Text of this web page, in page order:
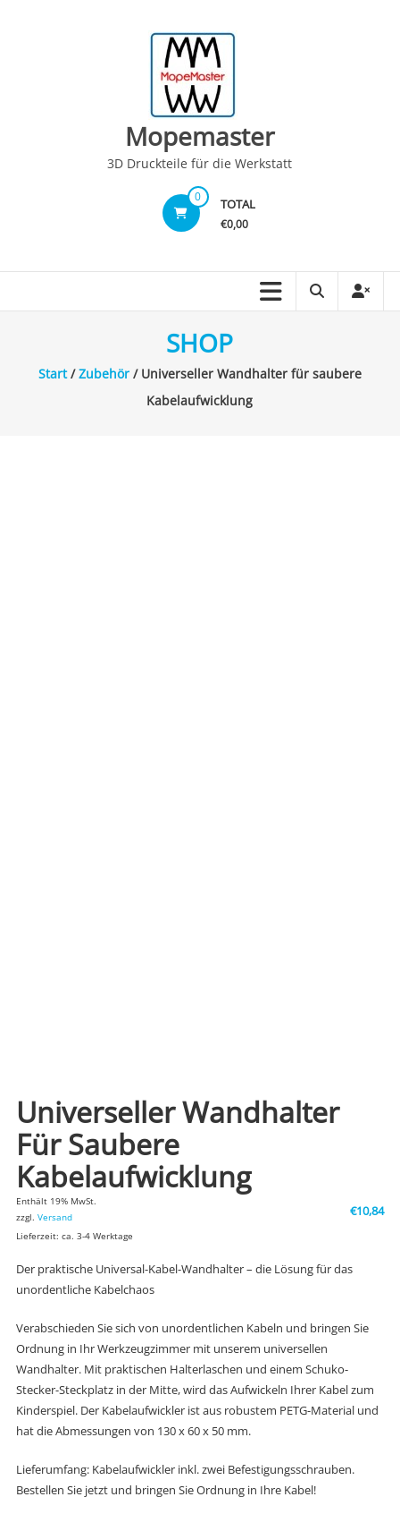
Mopemaster
3D Druckteile für die Werkstatt
0 TOTAL
€0,00
SHOP
Start/Zubehör/ Universeller Wandhalter für saubere
Kabelaufwicklung
Universeller Wandhalter
Für Saubere
Kabelaufwicklung
€10,84
Enthält 19% MwSt.
zzgl. Versand
Lieferzeit: ca. 3-4 Werktage
Der praktische Universal-Kabel-Wandhalter – die Lösung für das
unordentliche Kabelchaos
Verabschieden Sie sich von unordentlichen Kabeln und bringen Sie
Ordnung in Ihr Werkzeugzimmer mit unserem universellen
Wandhalter. Mit praktischen Halterlaschen und einem Schuko-
Stecker-Steckplatz in der Mitte, wird das Aufwickeln Ihrer Kabel zum
Kinderspiel. Der Kabelaufwickler ist aus robustem PETG-Material und
hat die Abmessungen von 130 x 60 x 50 mm.
Lieferumfang: Kabelaufwickler inkl. zwei Befestigungsschrauben.
Bestellen Sie jetzt und bringen Sie Ordnung in Ihre Kabel!